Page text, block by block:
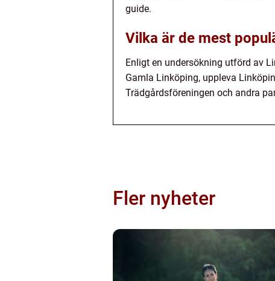
guide.
Vilka är de mest
Enligt en undersökning utförd av
Gamla Linköping, uppleva
Trädgårdsföreningen och andra
Fler nyheter